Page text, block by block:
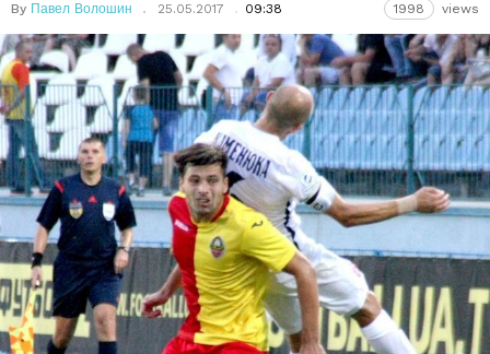
By Павел Волошин 25.05.2017 09:38 1998 views